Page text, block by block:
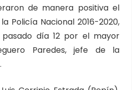
de manera positiva el
Policía Nacional 2016-2020,
día 12 por el mayor
Paredes, jefe de la